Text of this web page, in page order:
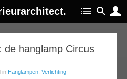
de hanglamp Circus
in Hanglampen Verlichting